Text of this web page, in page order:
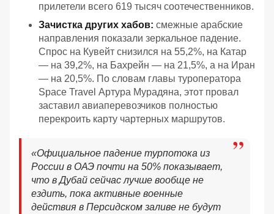
прилетели всего 619 тысяч соотечественников.
Зачистка других хабов: смежные арабские
направления показали зеркальное падение.
Спрос на Кувейт снизился на 55,2%, на Катар
— на 39,2%, на Бахрейн — на 21,5%, а на Иран
— на 20,5%. По словам главы туроператора
Spaсe Travel Артура Мурадяна, этот провал
заставил авиаперевозчиков полностью
перекроить карту чартерных маршрутов.
«Официальное падение турпотока из
России в ОАЭ почти на 50% показывает,
что в Дубай сейчас лучше вообще не
ездить, пока активные военные
действия в Персидском заливе не будут